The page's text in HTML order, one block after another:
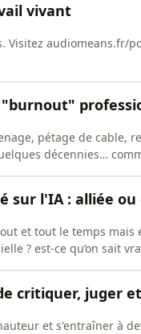
vivant
Visitez audiomeans.fr/
pétage de cable,
décennies…
sur l'IA : alliée ou
et tout le temps mais
? est-ce qu’on sait
critiquer, juger
et s'entraîner à